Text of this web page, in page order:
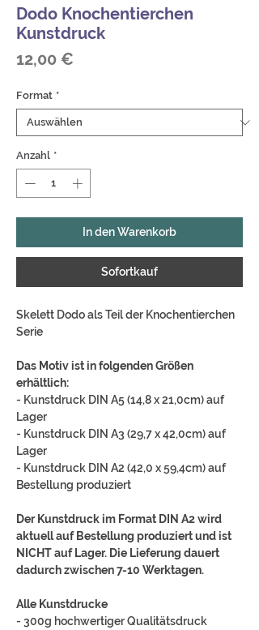
Dodo Knochentierchen
Kunstdruck
12,00 €
Format *
Anzahl *
In den Warenkorb
Sofortkauf
Skelett Dodo als Teil der Knochentierchen
Serie
Das Motiv ist in folgenden Größen
erhältlich:
- Kunstdruck DIN A5 (14,8 x 21,0cm) auf
Lager
- Kunstdruck DIN A3 (29,7 x 42,0cm) auf
Lager
- Kunstdruck DIN A2 (42,0 x 59,4cm) auf
Bestellung produziert
Der Kunstdruck im Format DIN A2 wird
aktuell auf Bestellung produziert und ist
NICHT auf Lager. Die Lieferung dauert
dadurch zwischen 7-10 Werktagen.
Alle Kunstdrucke
- 300g hochwertiger Qualitätsdruck